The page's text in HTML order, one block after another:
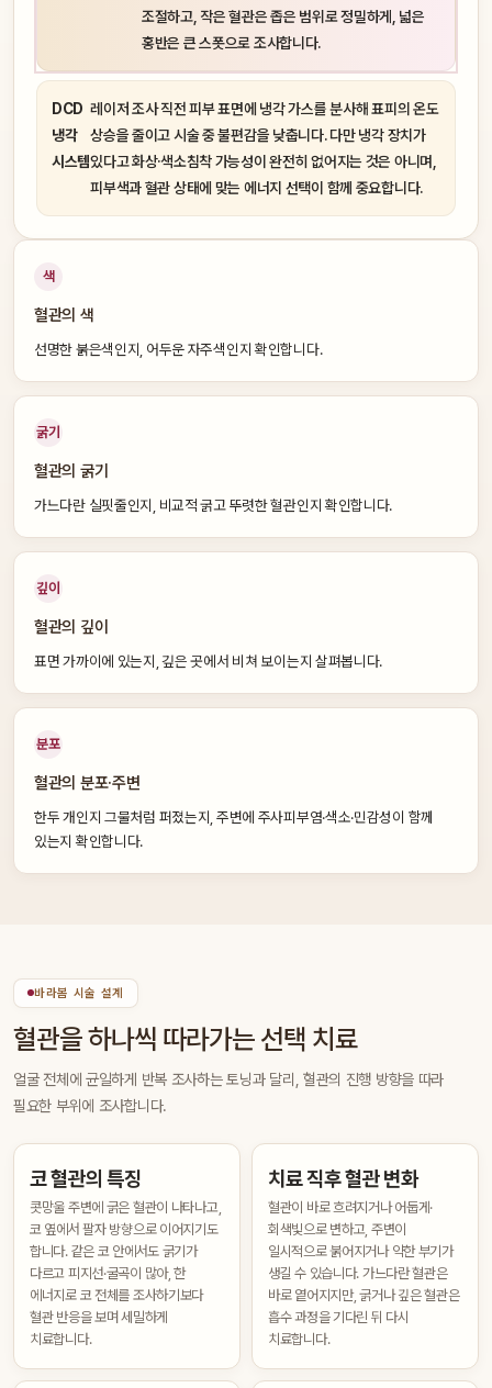
조절하고, 작은 혈관은 좁은 범위로 정밀하게, 넓은
홍반은 큰 스폿으로 조사합니다.
DCD
냉각
시스템
레이저 조사 직전 피부 표면에 냉각 가스를 분사해 표피의 온도
상승을 줄이고 시술 중 불편감을 낮춥니다. 다만 냉각 장치가
있다고 화상·색소침착 가능성이 완전히 없어지는 것은 아니며,
피부색과 혈관 상태에 맞는 에너지 선택이 함께 중요합니다.
색
혈관의 색
선명한 붉은색인지, 어두운 자주색인지 확인합니다.
굵기
혈관의 굵기
가느다란 실핏줄인지, 비교적 굵고 뚜렷한 혈관인지 확인합니다.
깊이
혈관의 깊이
표면 가까이에 있는지, 깊은 곳에서 비쳐 보이는지 살펴봅니다.
분포
혈관의 분포·주변
한두 개인지 그물처럼 퍼졌는지, 주변에 주사피부염·색소·민감성이 함께
있는지 확인합니다.
바라봄 시술 설계
혈관을 하나씩 따라가는 선택 치료
얼굴 전체에 균일하게 반복 조사하는 토닝과 달리, 혈관의 진행 방향을 따라
필요한 부위에 조사합니다.
코 혈관의 특징
콧망울 주변에 굵은 혈관이 나타나고,
코 옆에서 팔자 방향으로 이어지기도
합니다. 같은 코 안에서도 굵기가
다르고 피지선·굴곡이 많아, 한
에너지로 코 전체를 조사하기보다
혈관 반응을 보며 세밀하게
치료합니다.
치료 직후 혈관 변화
혈관이 바로 흐려지거나 어둡게·
회색빛으로 변하고, 주변이
일시적으로 붉어지거나 약한 부기가
생길 수 있습니다. 가느다란 혈관은
바로 옅어지지만, 굵거나 깊은 혈관은
흡수 과정을 기다린 뒤 다시
치료합니다.